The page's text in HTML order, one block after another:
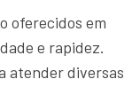
oferecidos em
e rapidez.
atender diversas